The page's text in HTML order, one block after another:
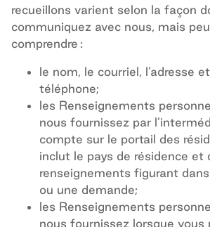
recueillons varient selon la façon
communiquez avec nous, mais
comprendre :
le nom, le courriel, l’adresse
téléphone;
les Renseignements
nous fournissez par
compte sur le portail des
inclut le pays de résidence et
renseignements figurant
ou une demande;
les Renseignements
nous fournissez lorsque vous